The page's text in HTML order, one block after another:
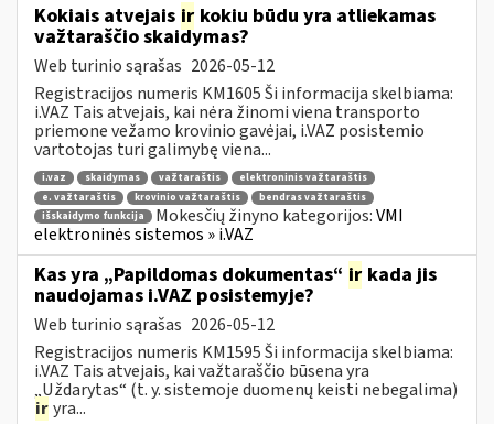
Kokiais atvejais ir kokiu būdu yra atliekamas
važtaraščio skaidymas?
Web turinio sąrašas 2026-05-12
Registracijos numeris KM1605 Ši informacija skelbiama:
i.VAZ Tais atvejais, kai nėra žinomi viena transporto
priemone vežamo krovinio gavėjai, i.VAZ posistemio
vartotojas turi galimybę viena...
i.vaz skaidymas važtaraštis
elektroninis važtaraštis
e. važtaraštis
krovinio važtaraštis
bendras važtaraštis
išskaidymo funkcija
Mokesčių žinyno kategorijos:VMI
elektroninės sistemos » i.VAZ
Kas yra „Papildomas dokumentas“ ir kada jis
naudojamas i.VAZ posistemyje?
Web turinio sąrašas 2026-05-12
Registracijos numeris KM1595 Ši informacija skelbiama:
i.VAZ Tais atvejais, kai važtaraščio būsena yra
„Uždarytas“ (t. y. sistemoje duomenų keisti nebegalima)
iryra...